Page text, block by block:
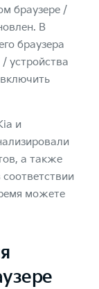
браузере /
В
браузера
устройства
и
а также
можете